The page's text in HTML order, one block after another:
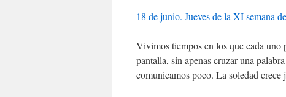
18 de junio. Jueves de la XI semana
Vivimos tiempos en los que cada uno
pantalla, sin apenas cruzar una
comunicamos poco. La soledad crece